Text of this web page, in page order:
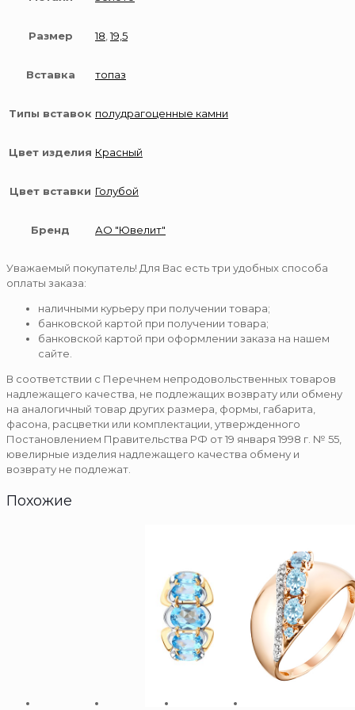
Размер 18 ,19,5
Вставка топаз
Типы вставок полудрагоценные камни
Цвет изделия Красный
Цвет вставки Голубой
Бренд АО "Ювелит"
Уважаемый покупатель! Для Вас есть три удобных способа
оплаты заказа:
наличными курьеру при получении товара;
банковской картой при получении товара;
банковской картой при оформлении заказа на нашем
сайте.
В соответствии с Перечнем непродовольственных товаров
надлежащего качества, не подлежащих возврату или обмену
на аналогичный товар других размера, формы, габарита,
фасона, расцветки или комплектации, утвержденного
Постановлением Правительства РФ от 19 января 1998 г. № 55,
ювелирные изделия надлежащего качества обмену и
возврату не подлежат.
Похожие